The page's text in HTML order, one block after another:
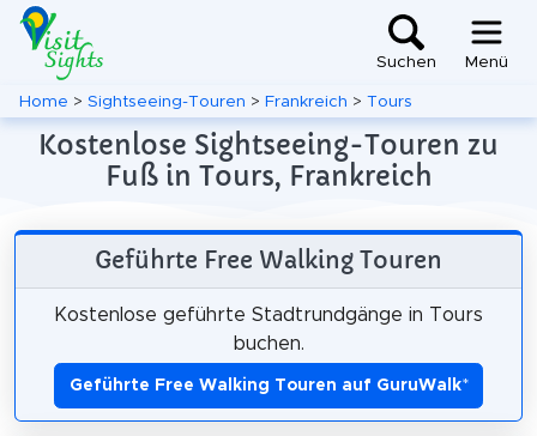
Suchen Menü
Home > Sightseeing-Touren > Frankreich > Tours
Kostenlose Sightseeing-Touren zu
Fuß in Tours, Frankreich
Geführte Free Walking Touren
Kostenlose geführte Stadtrundgänge in Tours
buchen.
Geführte Free Walking Touren auf GuruWalk*